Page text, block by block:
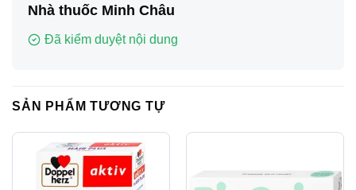
Nhà thuốc Minh Châu
Đã kiểm duyệt nội dung
SẢN PHẨM TƯƠNG TỰ